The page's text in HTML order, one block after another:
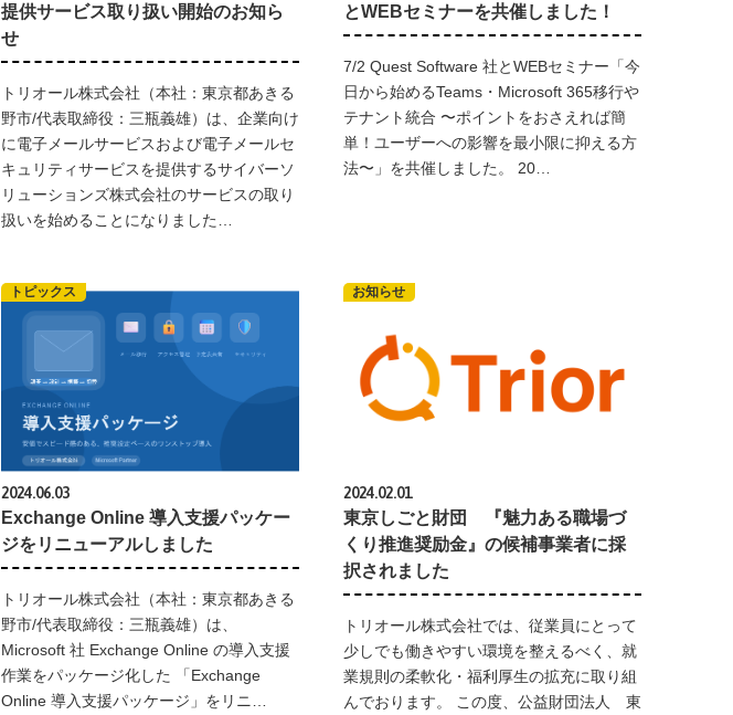
提供サービス取り扱い開始のお知ら
せ
トリオール株式会社（本社：東京都あきる
野市/代表取締役：三瓶義雄）は、企業向け
に電子メールサービスおよび電子メールセ
キュリティサービスを提供するサイバーソ
リューションズ株式会社のサービスの取り
扱いを始めることになりました…
とWEBセミナーを共催しました！
7/2 Quest Software 社とWEBセミナー「今
日から始めるTeams・Microsoft 365移行や
テナント統合 〜ポイントをおさえれば簡
単！ユーザーへの影響を最小限に抑える方
法〜」を共催しました。 20…
Exchange Online 導入支援パッケー
ジをリニューアルしました
2024.06.03
トピックス
トリオール株式会社（本社：東京都あきる
野市/代表取締役：三瓶義雄）は、
Microsoft 社 Exchange Online の導入支援
作業をパッケージ化した 「Exchange
Online 導入支援パッケージ」をリニ…
東京しごと財団 『魅力ある職場づ
くり推進奨励金』の候補事業者に採
択されました
2024.02.01
お知らせ
トリオール株式会社では、従業員にとって
少しでも働きやすい環境を整えるべく、就
業規則の柔軟化・福利厚生の拡充に取り組
んでおります。 この度、公益財団法人 東